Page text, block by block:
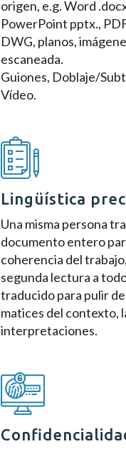
origen, e.g. Word
PowerPoint pptx.,
DWG, planos,
escaneada.
Guiones, Doblaje/
Vídeo.
Lingüística
Una misma persona
documento entero
coherencia del
segunda lectura a
traducido para pulir
matices del contexto,
interpretaciones.